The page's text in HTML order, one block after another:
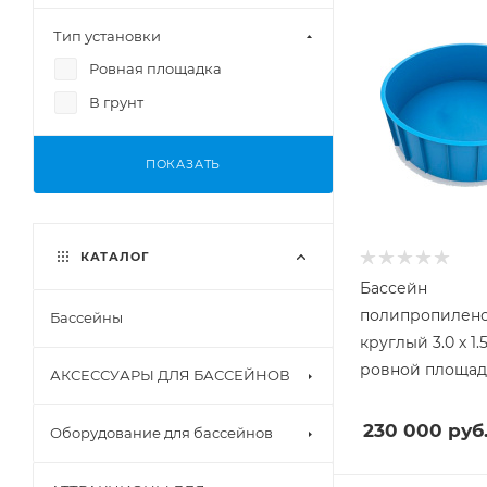
Бассейн
круглый 3.0 х
ровной
230 000 руб.
Тип установки
Ровная площадка
В грунт
ПОКАЗАТЬ
КАТАЛОГ
Бассейны
АКСЕССУАРЫ ДЛЯ БАССЕЙНОВ
Оборудование для бассейнов